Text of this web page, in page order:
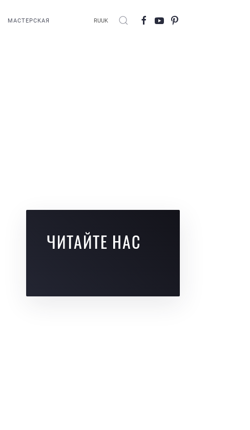
МАСТЕРСКАЯ RUUK
ЧИТАЙТЕ НАС